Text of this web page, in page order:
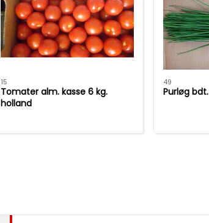
15
Tomater alm. kasse 6 kg.
holland
49
Purløg bdt.